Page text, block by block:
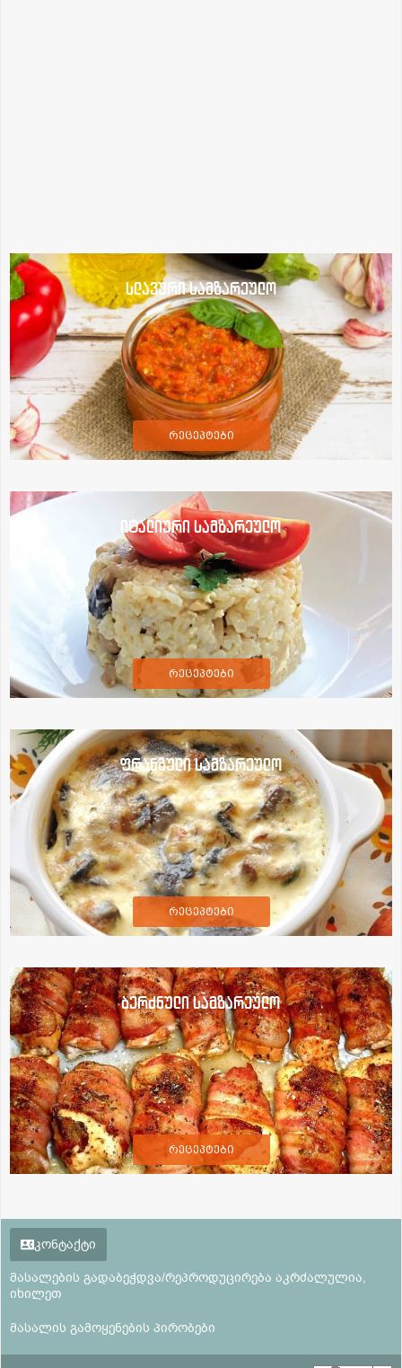
სლავური სამზარეულო
რეცეპტები
იტალიური სამზარეულო
რეცეპტები
ფრანგული სამზარეულო
რეცეპტები
ბერძნული სამზარეულო
რეცეპტები
კონტაქტი
მასალების გადაბეჭდვა/რეპროდუცირება აკრძალულია,
იხილეთ
მასალის გამოყენების პირობები